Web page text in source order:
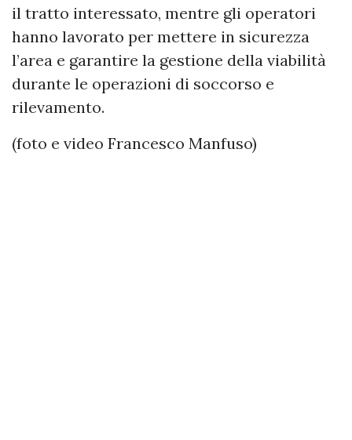
il tratto interessato, mentre gli operatori
hanno lavorato per mettere in sicurezza
l’area e garantire la gestione della viabilità
durante le operazioni di soccorso e
rilevamento.
(foto e video Francesco Manfuso)